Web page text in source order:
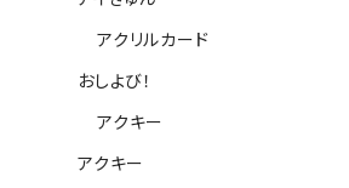
アクリルカード
おしよび！
アクキー
アクキー